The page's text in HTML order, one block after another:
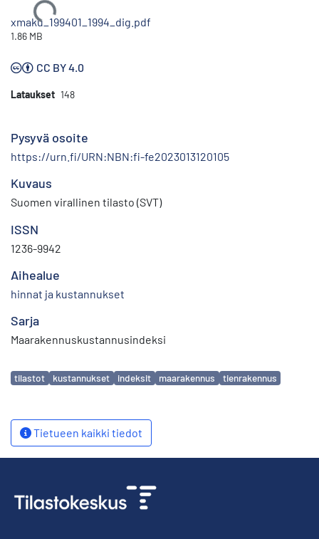
Ladataan...
xmaku_199401_1994_dig.pdf
1.86 MB
CC BY 4.0
Lataukset 148
Pysyvä osoite
https://urn.fi/URN:NBN:fi-fe2023013120105
Kuvaus
Suomen virallinen tilasto (SVT)
ISSN
1236-9942
Aihealue
hinnat ja kustannukset
Sarja
Maarakennuskustannusindeksi
Avainsanat
tilastot kustannukset indeksit maarakennus tienrakennus
Tietueen kaikki tiedot